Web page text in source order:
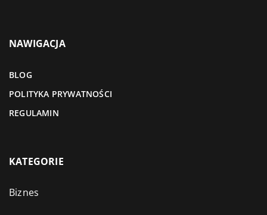
NAWIGACJA
BLOG
POLITYKA PRYWATNOŚCI
REGULAMIN
KATEGORIE
Biznes